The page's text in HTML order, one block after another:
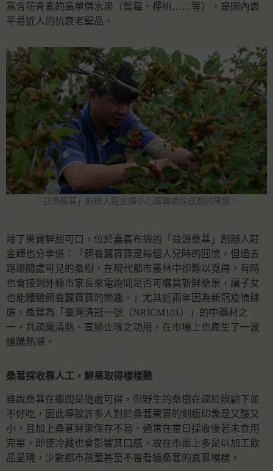
富含花青素的高單價水果（藍莓、櫻桃……等），是國內最
平易近人的抗衰老聖品。
「益源桑葚」創辦人莊金輝小心翼翼摘採成熟的果實。
除了果實鮮甜可口，位於嘉義布袋的「益源桑葚」創辦人莊
金輝也分享道：「飼養蠶寶寶是每個人兒時的回憶，但過去
路邊隨處可見的桑樹，在現代都市叢林中卻難以覓得，有時
也會接到外縣市家長來電詢問是否可購買新鮮桑葉，讓子女
也能體驗飼養蠶寶寶的樂趣。」尤其近兩年因為新冠疫情肆
虐，桑葉為「臺灣清冠一號（NRICM101）」的中藥材之
一，具疏風清熱、宣肺止咳之功用，在市場上也產生了一波
搶購熱潮。
桑葚採收靠人工，鮮果取得樣樣難
雖說桑葚在鄉間是隨處可得，但野生的桑樹在疏於照顧下並
不好吃，因此導致許多人對於桑葚果實的刻板印象是又酸又
小，且加上桑葚鮮果保存不易，通常在當日採收後若未食用
完畢，即使冷藏也會影響其口感，故在市面上多是以加工飲
品呈現，少數都市孩童甚至不曾看過桑葚的真實模樣。